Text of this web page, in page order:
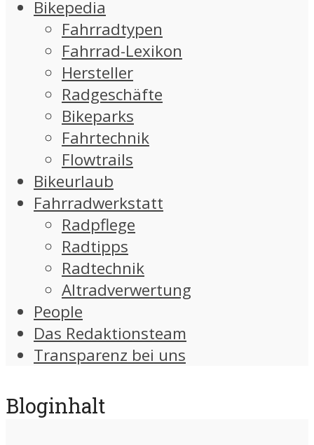
Bikepedia
Fahrradtypen
Fahrrad-Lexikon
Hersteller
Radgeschäfte
Bikeparks
Fahrtechnik
Flowtrails
Bikeurlaub
Fahrradwerkstatt
Radpflege
Radtipps
Radtechnik
Altradverwertung
People
Das Redaktionsteam
Transparenz bei uns
Bloginhalt